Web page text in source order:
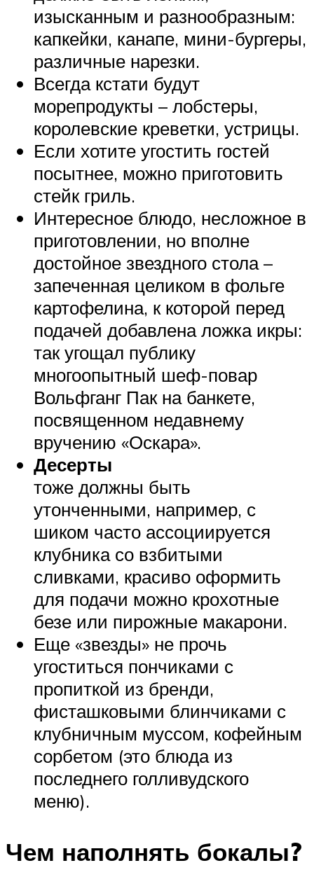
изысканным и разнообразным:
капкейки, канапе, мини-бургеры,
различные нарезки.
Всегда кстати будут
морепродукты – лобстеры,
королевские креветки, устрицы.
Если хотите угостить гостей
посытнее, можно приготовить
стейк гриль.
Интересное блюдо, несложное в
приготовлении, но вполне
достойное звездного стола –
запеченная целиком в фольге
картофелина, к которой перед
подачей добавлена ложка икры:
так угощал публику
многоопытный шеф-повар
Вольфганг Пак на банкете,
посвященном недавнему
вручению «Оскара».
Десерты
тоже должны быть
утонченными, например, с
шиком часто ассоциируется
клубника со взбитыми
сливками, красиво оформить
для подачи можно крохотные
безе или пирожные макарони.
Еще «звезды» не прочь
угоститься пончиками с
пропиткой из бренди,
фисташковыми блинчиками с
клубничным муссом, кофейным
сорбетом (это блюда из
последнего голливудского
меню).
Чем наполнять бокалы?